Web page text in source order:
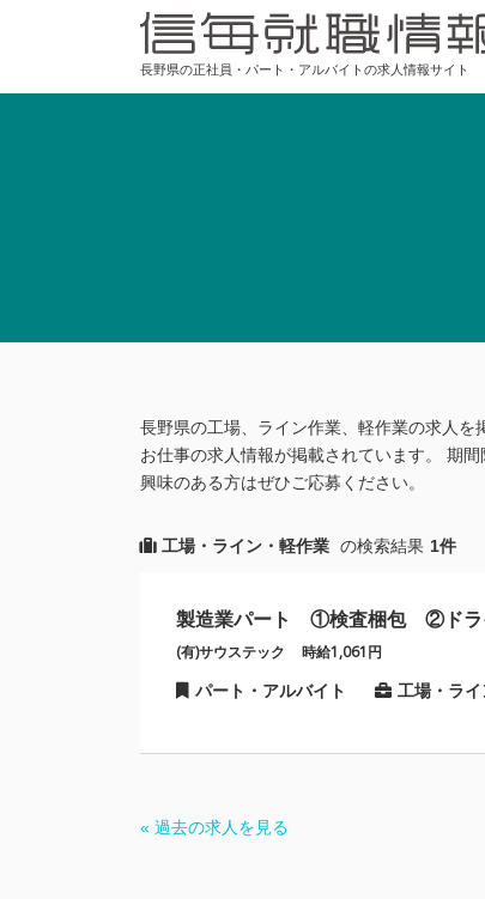
長野県の正社員・パート・アルバイトの求人情報サイト
長野県の工場、ライン作業、軽作業の求人
お仕事の求人情報が掲載されています。 期
興味のある方はぜひご応募ください。
工場・ライン・軽作業 の検索結果 1件
製造業パート ①検査梱包 ②ド
(有)サウステック 時給1,061円
パート・アルバイト 工場・ラ
« 過去の求人を見る